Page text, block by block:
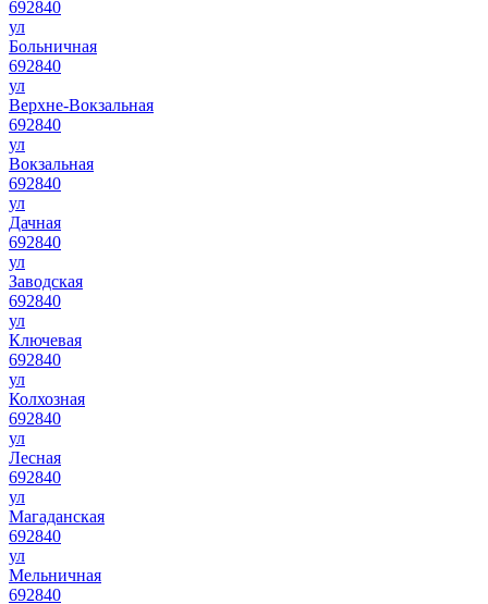
692840
ул
Больничная
692840
ул
Верхне-Вокзальная
692840
ул
Вокзальная
692840
ул
Дачная
692840
ул
Заводская
692840
ул
Ключевая
692840
ул
Колхозная
692840
ул
Лесная
692840
ул
Магаданская
692840
ул
Мельничная
692840